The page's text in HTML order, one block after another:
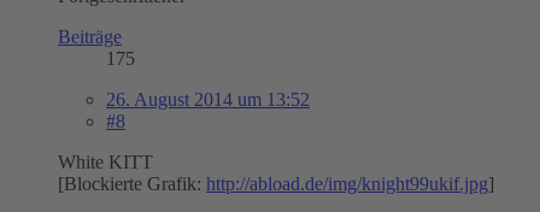
Beiträge
175
26. August 2014 um 13:52
#8
White KITT
[Blockierte Grafik: http://abload.de/img/knight99ukif.jpg]